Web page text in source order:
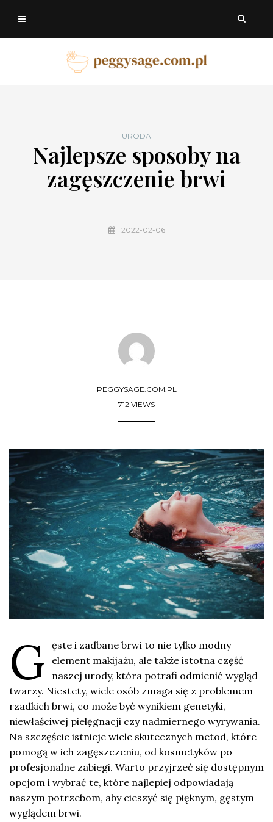
URODA
Najlepsze sposoby na
zagęszczenie brwi
2022-02-06
PEGGYSAGE.COM.PL
712 VIEWS
G ęste i zadbane brwi to nie tylko modny
element makijażu, ale także istotna część
naszej urody, która potrafi odmienić wygląd
twarzy. Niestety, wiele osób zmaga się z problemem
rzadkich brwi, co może być wynikiem genetyki,
niewłaściwej pielęgnacji czy nadmiernego wyrywania.
Na szczęście istnieje wiele skutecznych metod, które
pomogą w ich zagęszczeniu, od kosmetyków po
profesjonalne zabiegi. Warto przyjrzeć się dostępnym
opcjom i wybrać te, które najlepiej odpowiadają
naszym potrzebom, aby cieszyć się pięknym, gęstym
wyglądem brwi.